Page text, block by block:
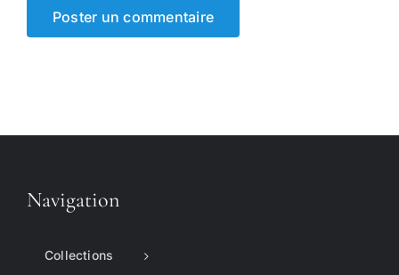
Navigation
Collections